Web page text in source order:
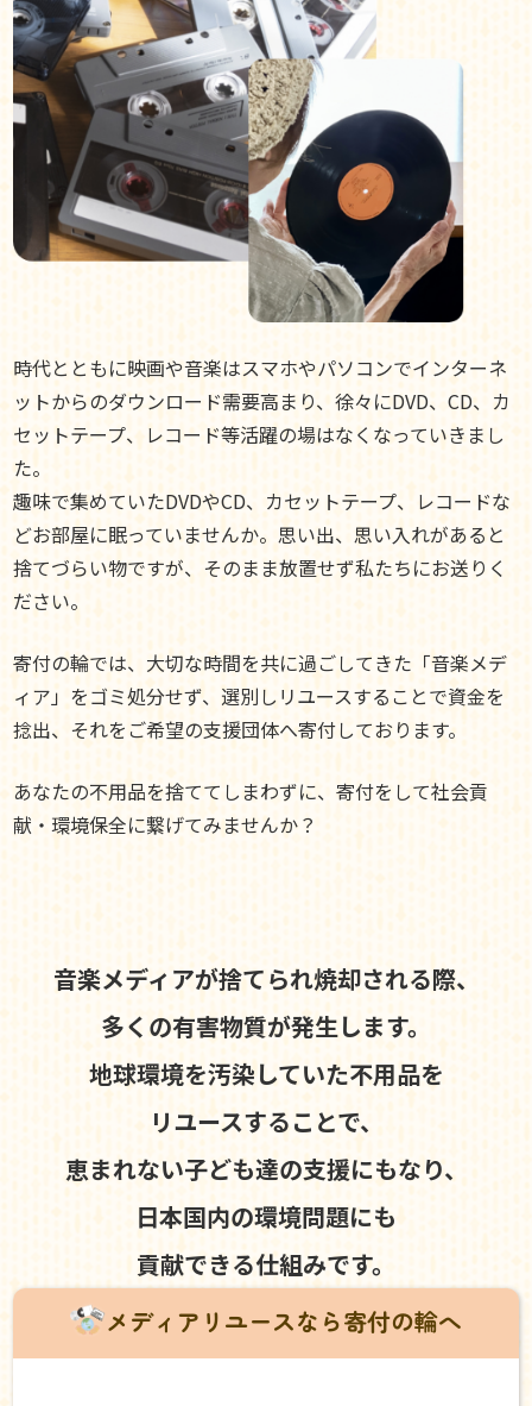
時代とともに映画や音楽はスマホやパソコンでインターネ
ットからのダウンロード需要高まり、徐々にDVD、CD、カ
セットテープ、レコード等活躍の場はなくなっていきまし
た。
趣味で集めていたDVDやCD、カセットテープ、レコードな
どお部屋に眠っていませんか。思い出、思い入れがあると
捨てづらい物ですが、そのまま放置せず私たちにお送りく
ださい。
寄付の輪では、大切な時間を共に過ごしてきた「音楽メデ
ィア」をゴミ処分せず、選別しリユースすることで資金を
捻出、それをご希望の支援団体へ寄付しております。
あなたの不用品を捨ててしまわずに、寄付をして社会貢
献・環境保全に繋げてみませんか？
音楽メディアが捨てられ焼却される際、
多くの有害物質が発生します。
地球環境を汚染していた不用品を
リユースすることで、
恵まれない子ども達の支援にもなり、
日本国内の環境問題にも
貢献できる仕組みです。
メディアリユースなら寄付の輪へ